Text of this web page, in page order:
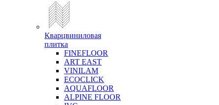
Кварцвиниловая
плитка
FINEFLOOR
ART EAST
VINILAM
ECOCLICK
AQUAFLOOR
ALPINE FLOOR